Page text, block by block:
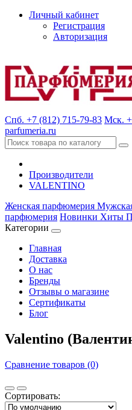
Личный кабинет
Регистрация
Авторизация
Спб. +7 (812) 715-79-83 Мск.
parfumeria.ru
Производители
VALENTINO
Женская парфюмерия
парфюмерия Новинки Хиты
Категории
Главная
Доставка
О нас
Бренды
Отзывы о магазине
Сертификаты
Блог
Valentino
Сравнение товаров (0)
Сортировать: